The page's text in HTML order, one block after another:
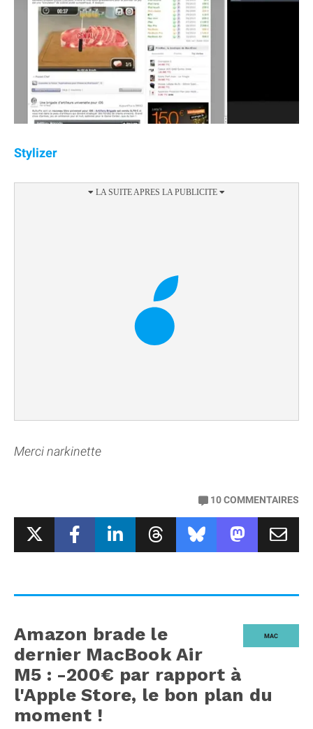
Stylizer
Merci narkinette
10COMMENTAIRES
MAC
Amazon brade le
dernier MacBook Air
M5 : -200€ par rapport à
l'Apple Store, le bon plan du
moment !